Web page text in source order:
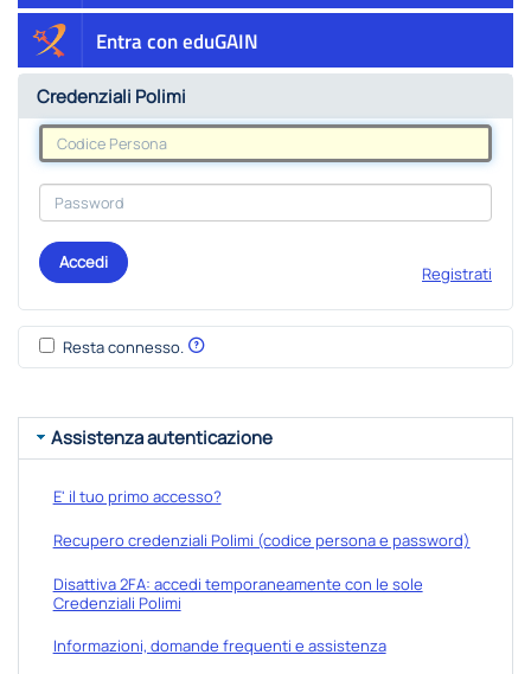
Entra con eduGAIN
Credenziali Polimi
Accedi
Registrati
Resta connesso.
Assistenza autenticazione
E' il tuo primo accesso?
Recupero credenziali Polimi (codice persona e password)
Disattiva 2FA: accedi temporaneamente con le sole
Credenziali Polimi
Informazioni, domande frequenti e assistenza